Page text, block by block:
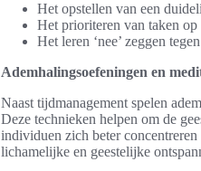
Het opstellen van een
Het prioriteren van taken
Het leren ‘nee’ zeggen
Ademhalingsoefeningen en
Naast tijdmanagement spelen
Deze technieken helpen om de
individuen zich beter
lichamelijke en geestelijke